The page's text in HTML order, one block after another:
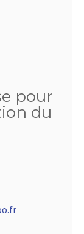
pour
du